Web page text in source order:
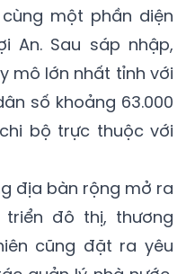
cùng một phần diện
An. Sau sáp nhập,
mô lớn nhất tỉnh với
số khoảng 63.000
bộ trực thuộc với
địa bàn rộng mở ra
đô thị, thương
cũng đặt ra yêu